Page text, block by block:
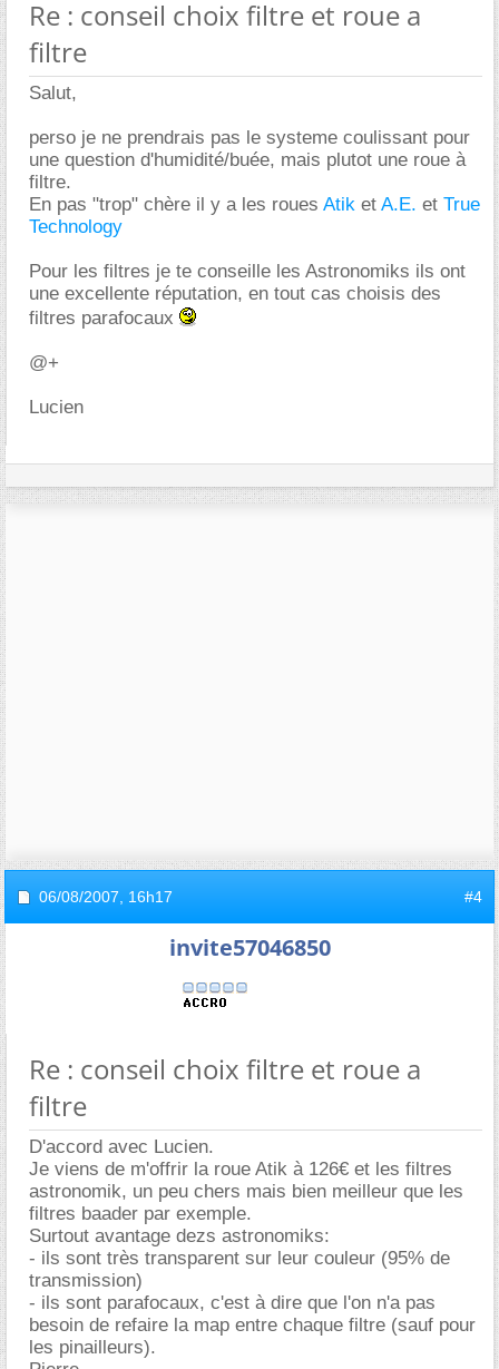
Re : conseil choix filtre et roue a
filtre
Salut,
perso je ne prendrais pas le systeme coulissant pour
une question d'humidité/buée, mais plutot une roue à
filtre.
En pas "trop" chère il y a les roues Atik et A.E. et True
Technology
Pour les filtres je te conseille les Astronomiks ils ont
une excellente réputation, en tout cas choisis des
filtres parafocaux
@+
Lucien
06/08/2007, 16h17 #4
invite57046850
Re : conseil choix filtre et roue a
filtre
D'accord avec Lucien.
Je viens de m'offrir la roue Atik à 126€ et les filtres
astronomik, un peu chers mais bien meilleur que les
filtres baader par exemple.
Surtout avantage dezs astronomiks:
- ils sont très transparent sur leur couleur (95% de
transmission)
- ils sont parafocaux, c'est à dire que l'on n'a pas
besoin de refaire la map entre chaque filtre (sauf pour
les pinailleurs).